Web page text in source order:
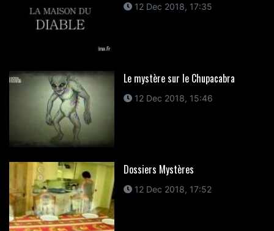
12 Dec 2018, 17:35
Le mystère sur le Chupacabra
12 Dec 2018, 15:46
Dossiers Mystères
12 Dec 2018, 17:52